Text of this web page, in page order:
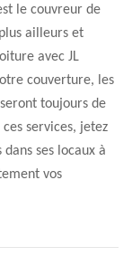
le couvreur de
ailleurs et
avec JL
couverture, les
toujours de
services, jetez
ses locaux à
vos